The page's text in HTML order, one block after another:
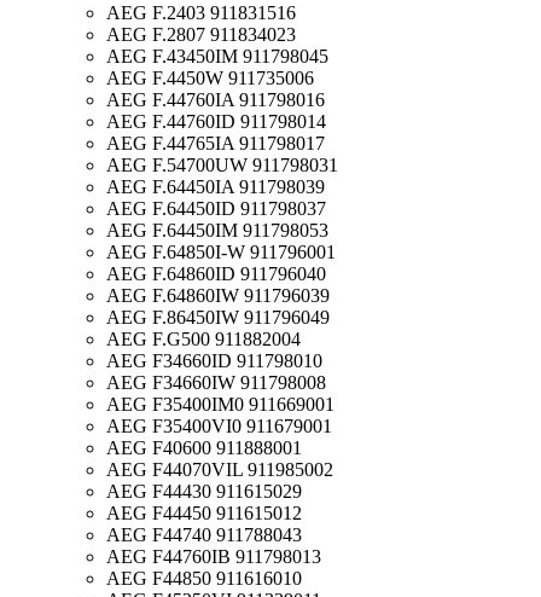
AEG F.2403 911831516
AEG F.2807 911834023
AEG F.43450IM 911798045
AEG F.4450W 911735006
AEG F.44760IA 911798016
AEG F.44760ID 911798014
AEG F.44765IA 911798017
AEG F.54700UW 911798031
AEG F.64450IA 911798039
AEG F.64450ID 911798037
AEG F.64450IM 911798053
AEG F.64850I-W 911796001
AEG F.64860ID 911796040
AEG F.64860IW 911796039
AEG F.86450IW 911796049
AEG F.G500 911882004
AEG F34660ID 911798010
AEG F34660IW 911798008
AEG F35400IM0 911669001
AEG F35400VI0 911679001
AEG F40600 911888001
AEG F44070VIL 911985002
AEG F44430 911615029
AEG F44450 911615012
AEG F44740 911788043
AEG F44760IB 911798013
AEG F44850 911616010